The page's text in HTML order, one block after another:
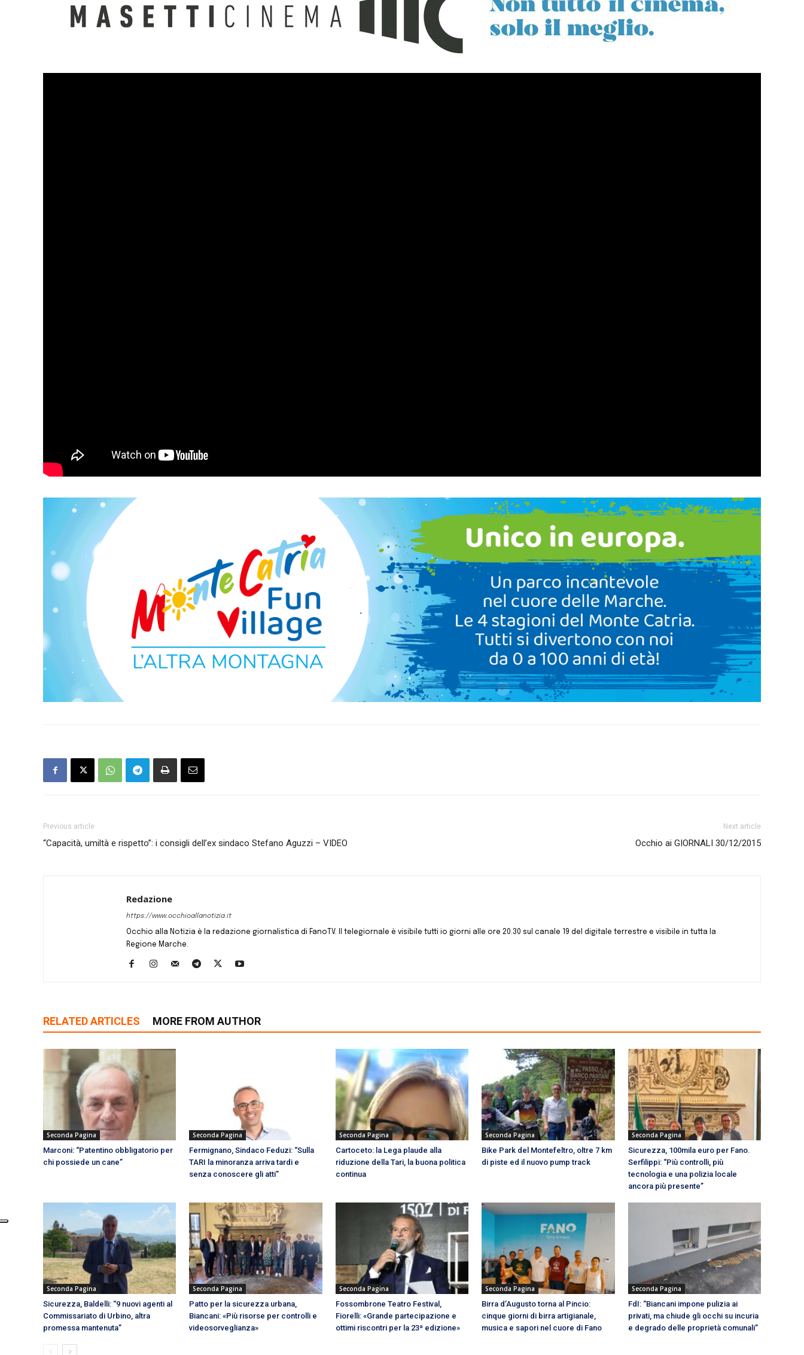
Previous article
“Capacità, umiltà e rispetto”: i consigli dell’ex sindaco Stefano Aguzzi – VIDEO
Next article
Occhio ai GIORNALI 30/12/2015
Redazione
https://www.occhioallanotizia.it
Occhio alla Notizia è la redazione giornalistica di FanoTV. Il telegiornale è visibile tutti io giorni alle ore 20.30 sul canale 19 del digitale terrestre e visibile in tutta la
Regione Marche.
RELATED ARTICLES MORE FROM AUTHOR
Seconda Pagina
Marconi: “Patentino obbligatorio per
chi possiede un cane”
Seconda Pagina
Fermignano, Sindaco Feduzi: “Sulla
TARI la minoranza arriva tardi e
senza conoscere gli atti”
Seconda Pagina
Cartoceto: la Lega plaude alla
riduzione della Tari, la buona politica
continua
Seconda Pagina
Bike Park del Montefeltro, oltre 7 km
di piste ed il nuovo pump track
Seconda Pagina
Sicurezza, 100mila euro per Fano.
Serfilippi: “Più controlli, più
tecnologia e una polizia locale
ancora più presente”
Seconda Pagina
Sicurezza, Baldelli: “9 nuovi agenti al
Commissariato di Urbino, altra
promessa mantenuta”
Seconda Pagina
Patto per la sicurezza urbana,
Biancani: «Più risorse per controlli e
videosorveglianza»
Seconda Pagina
Fossombrone Teatro Festival,
Fiorelli: «Grande partecipazione e
ottimi riscontri per la 23ª edizione»
Seconda Pagina
Birra d’Augusto torna al Pincio:
cinque giorni di birra artigianale,
musica e sapori nel cuore di Fano
Seconda Pagina
FdI: “Biancani impone pulizia ai
privati, ma chiude gli occhi su incuria
e degrado delle proprietà comunali”